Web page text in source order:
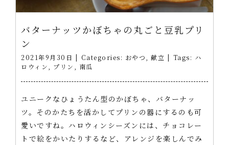
バターナッツかぼちゃの丸ごと豆乳プリ
ン
2021年9月30日 | Categories: おやつ 献立 | Tags: ハ
ロウィン
プリン 南瓜
ユニークなひょうたん型のかぼちゃ、バターナッ
ツ。そのかたちを活かしてプリンの器にするのも可
愛いですね。ハロウィンシーズンには、チョコレー
トで絵をかいたりするなど、アレンジを楽しんでみ